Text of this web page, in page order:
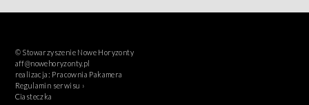
© Stowarzyszenie Nowe Horyzonty
aff@nowehoryzonty.pl
realizacja: Pracownia Pakamera
Regulamin serwisu ›
Ciasteczka